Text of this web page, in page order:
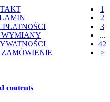
1
2
3
...
42
>
WYMIANY
contents